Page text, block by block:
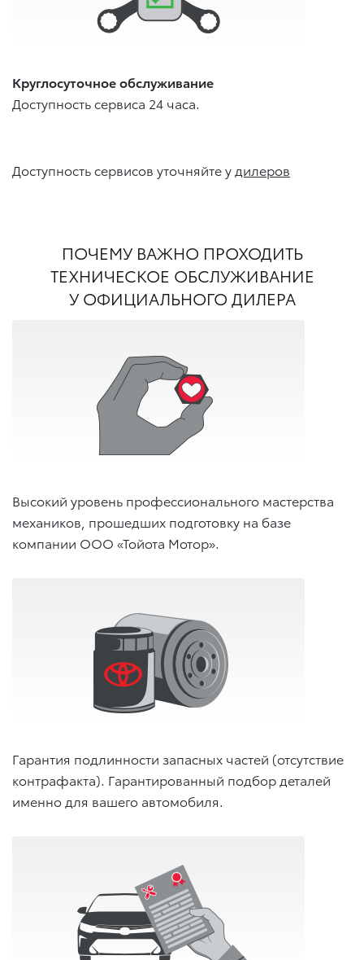
Круглосуточное обслуживание
Доступность сервиса 24 часа.
Доступность сервисов уточняйте у дилеров
ПОЧЕМУ ВАЖНО ПРОХОДИТЬ
ТЕХНИЧЕСКОЕ ОБСЛУЖИВАНИЕ
У ОФИЦИАЛЬНОГО ДИЛЕРА
Высокий уровень профессионального мастерства
механиков, прошедших подготовку на базе
компании ООО «Тойота Мотор».
Гарантия подлинности запасных частей (отсутствие
контрафакта). Гарантированный подбор деталей
именно для вашего автомобиля.